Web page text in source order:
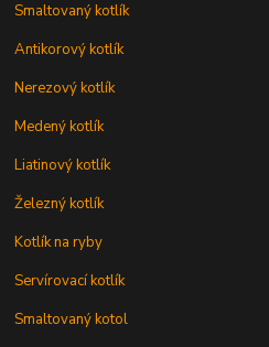
Smaltovaný kotlík
Antikorový kotlík
Nerezový kotlík
Medený kotlík
Liatinový kotlík
Železný kotlík
Kotlík na ryby
Servírovací kotlík
Smaltovaný kotol